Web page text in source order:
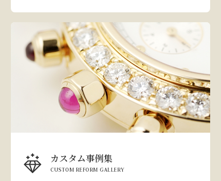
カスタム事例集
CUSTOM REFORM GALLERY